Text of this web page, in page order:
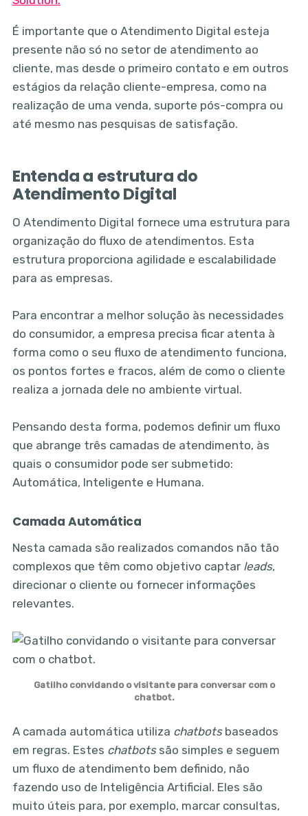
É importante que o Atendimento Digital esteja
presente não só no setor de atendimento ao
cliente, mas desde o primeiro contato e em outros
estágios da relação cliente-empresa, como na
realização de uma venda, suporte pós-compra ou
até mesmo nas pesquisas de satisfação.
Entenda a estrutura do
Atendimento Digital
O Atendimento Digital fornece uma estrutura para
organização do fluxo de atendimentos. Esta
estrutura proporciona agilidade e escalabilidade
para as empresas.
Para encontrar a melhor solução às necessidades
do consumidor, a empresa precisa ficar atenta à
forma como o seu fluxo de atendimento funciona,
os pontos fortes e fracos, além de como o cliente
realiza a jornada dele no ambiente virtual.
Pensando desta forma, podemos definir um fluxo
que abrange três camadas de atendimento, às
quais o consumidor pode ser submetido:
Automática, Inteligente e Humana.
Camada Automática
Nesta camada são realizados comandos não tão
complexos que têm como objetivo captar leads,
direcionar o cliente ou fornecer informações
relevantes.
Gatilho convidando o visitante para conversar com o
chatbot.
A camada automática utiliza chatbots baseados
em regras. Estes chatbotssão simples e seguem
um fluxo de atendimento bem definido, não
fazendo uso de Inteligência Artificial. Eles são
muito úteis para, por exemplo, marcar consultas,